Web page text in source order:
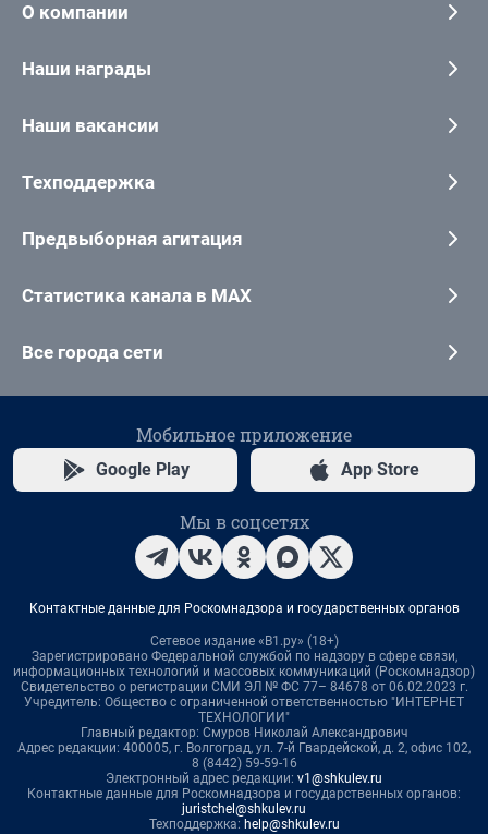
О компании
Наши награды
Наши вакансии
Техподдержка
Предвыборная агитация
Статистика канала в MAX
Все города сети
Мобильное приложение
Google Play App Store
Мы в соцсетях
Контактные данные для Роскомнадзора и государственных органов
Сетевое издание «В1.ру» (18+)
Зарегистрировано Федеральной службой по надзору в сфере связи,
информационных технологий и массовых коммуникаций (Роскомнадзор)
Свидетельство о регистрации СМИ ЭЛ № ФС 77– 84678 от 06.02.2023 г.
Учредитель: Общество с ограниченной ответственностью "ИНТЕРНЕТ
ТЕХНОЛОГИИ"
Главный редактор: Смуров Николай Александрович
Адрес редакции: 400005, г. Волгоград, ул. 7-й Гвардейской, д. 2, офис 102,
8 (8442) 59-59-16
Электронный адрес редакции: v1@shkulev.ru
Контактные данные для Роскомнадзора и государственных органов:
juristchel@shkulev.ru
Техподдержка: help@shkulev.ru